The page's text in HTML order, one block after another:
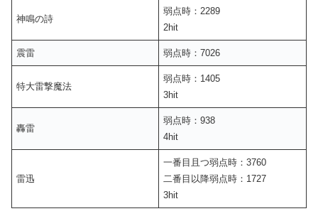
神鳴の詩
弱点時：2289
2hit
震雷 弱点時：7026
特大雷撃魔法
弱点時：1405
3hit
轟雷
弱点時：938
4hit
雷迅
一番目且つ弱点時：3760
二番目以降弱点時：1727
3hit